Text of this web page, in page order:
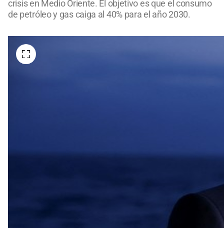
crisis en Medio Oriente. El objetivo es que el consumo
de petróleo y gas caiga al 40% para el año 2030.